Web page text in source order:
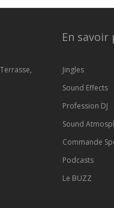
En savoir
Jingles
Sound Effects
Profession DJ
Sound
Commande
Podcasts
Le BUZZ